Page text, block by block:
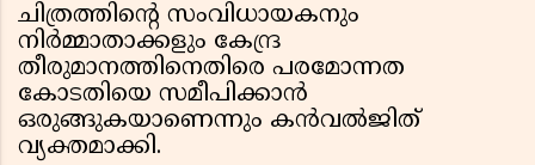
ചിത്രത്തിന്റെ സംവിധായകനും
നിർമ്മാതാക്കളും കേന്ദ്ര
തീരുമാനത്തിനെതിരെ പരമോന്നത
കോടതിയെ സമീപിക്കാൻ
ഒരുങ്ങുകയാണെന്നും കൻവൽജിത്
വ്യക്തമാക്കി.